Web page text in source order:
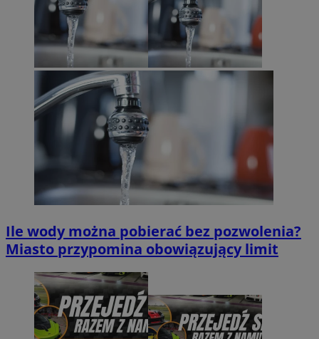
Ile wody można pobierać bez pozwolenia?
Miasto przypomina obowiązujący limit